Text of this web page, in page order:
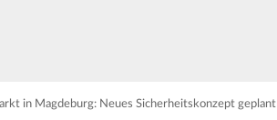
in Magdeburg: Neues Sicherheitskonzept geplant